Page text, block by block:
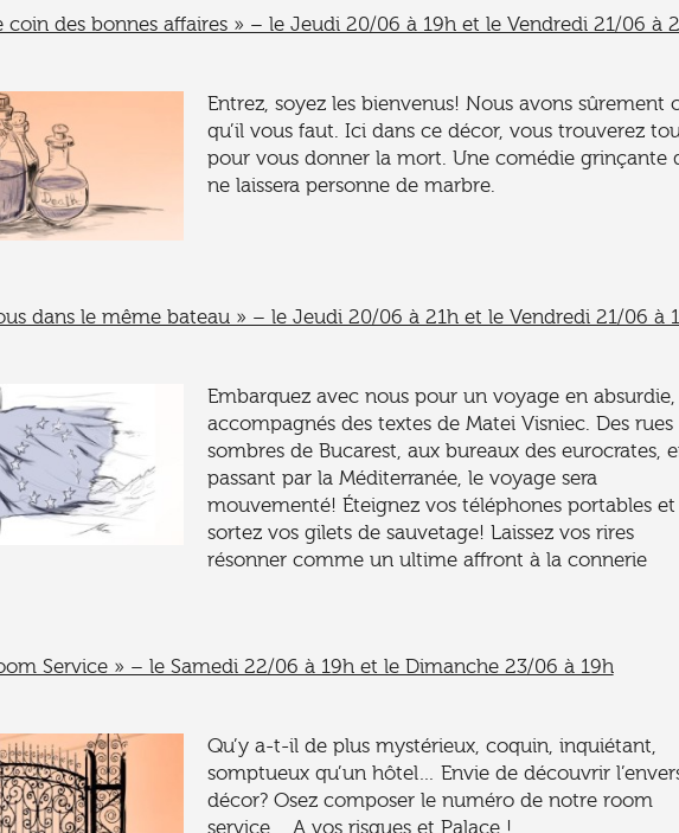
coin des bonnes affaires » – le Jeudi 20/06 à 19h et le Vendredi 21/06 à
Entrez, soyez les bienvenus! Nous avons sûrement
qu’il vous faut. Ici dans ce décor, vous trouverez
pour vous donner la mort. Une comédie grinçante
ne laissera personne de marbre.
dans le même bateau » – le Jeudi 20/06 à 21h et le Vendredi 21/06 à
Embarquez avec nous pour un voyage en absurdie,
accompagnés des textes de Matei Visniec. Des rues
sombres de Bucarest, aux bureaux des eurocrates,
passant par la Méditerranée, le voyage sera
mouvementé! Éteignez vos téléphones portables et
sortez vos gilets de sauvetage! Laissez vos rires
résonner comme un ultime affront à la connerie
Service » – le Samedi 22/06 à 19h et le Dimanche 23/06 à 19h
Qu’y a-t-il de plus mystérieux, coquin, inquiétant,
somptueux qu’un hôtel… Envie de découvrir
décor? Osez composer le numéro de notre room
service… A vos risques et Palace !